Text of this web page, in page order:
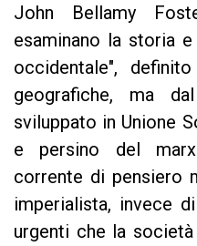
John Bellamy
esaminano la storia
occidentale",
geografiche, ma
sviluppato in Unione
e persino del
corrente di pensiero
imperialista, invece
urgenti che la